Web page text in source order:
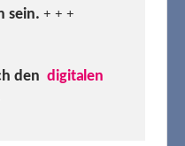
sein. + + +
den digitalen